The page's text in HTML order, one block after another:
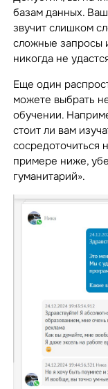
базам данных.
звучит слишком
сложные запросы
никогда не
Еще один
можете выбрать
обучении.
стоит ли вам
сосредоточиться
примере ниже,
гуманитарий».